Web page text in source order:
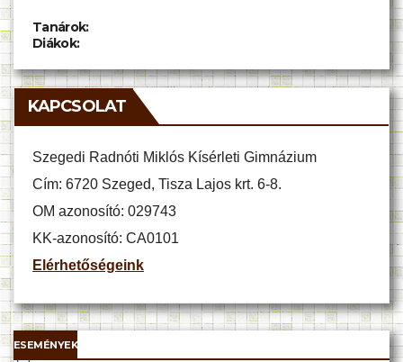
Tanárok:
Diákok:
KAPCSOLAT
Szegedi Radnóti Miklós Kísérleti Gimnázium
Cím: 6720 Szeged, Tisza Lajos krt. 6-8.
OM azonosító: 029743
KK-azonosító: CA0101
Elérhetőségeink
ESEMÉNYEK